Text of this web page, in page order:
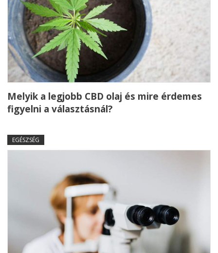
Melyik a legjobb CBD olaj és mire érdemes
figyelni a választásnál?
EGÉSZSÉG